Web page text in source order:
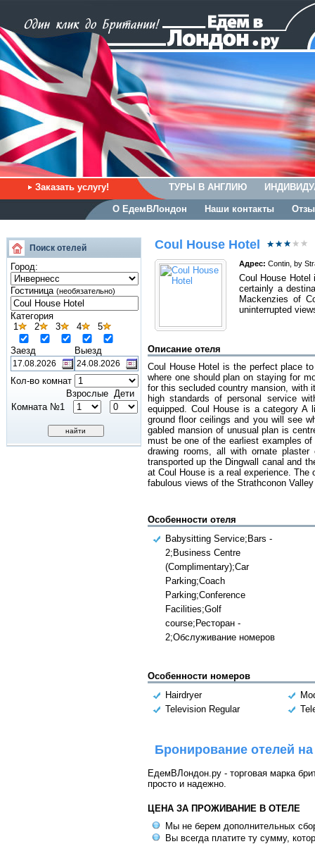
Заказать услугу! ТУРЫ В АНГЛИЮ
О ЕдемВЛондон Наши контакты
Поиск отелей
Город:
Гостиница (необязательно)
Категория
1
2 3 4 5
Заезд Выезд
Кол-во комнат
Взрослые Дети
Комната №1
Coul House Hotel
Адрес: Contin, by
Coul House
certainly a
Mackenzies of
uninterrupted
Описание отеля
Coul House Hotel is the perfect place
where one should plan on staying for
for this secluded country mansion, with
high standards of personal service
equipped. Coul House is a category
ground floor ceilings and you will see
gabled mansion of unusual plan is
must be one of the earliest examples
drawing rooms, all with ornate
transported up the Dingwall canal and
at Coul House is a real experience.
fabulous views of the Strathconon
Особенности отеля
Babysitting Service;Bars -
2;Business Centre
(Complimentary);Car
Parking;Coach
Parking;Conference
Facilities;Golf
course;Ресторан -
2;Обслуживание номеров
Особенности номеров
Hairdryer
Television Regular
Бронирование отелей
ЕдемВЛондон.ру - торговая марка
просто и надежно.
ЦЕНА ЗА ПРОЖИВАНИЕ В ОТЕЛЕ
Мы не берем дополнительных
Вы всегда платите ту сумму,